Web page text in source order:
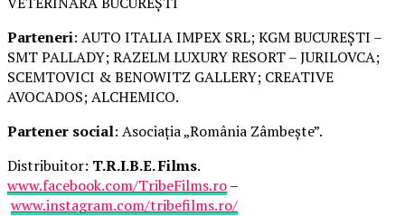
Parteneri: AUTO ITALIA IMPEX SRL; KGM BUCUREȘTI –
SMT PALLADY; RAZELM LUXURY RESORT – JURILOVCA;
SCEMTOVICI & BENOWITZ GALLERY; CREATIVE
AVOCADOS; ALCHEMICO.
Partener social: Asociația „România Zâmbește”.
Distribuitor: T.R.I.B.E. Films.
www.facebook.com/TribeFilms.ro–
www.instagram.com/tribefilms.ro/